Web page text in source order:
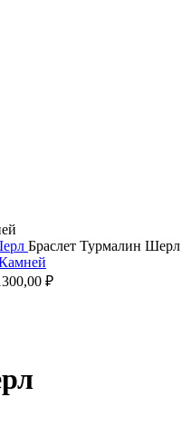
Браслет Турмалин Шерл
₽